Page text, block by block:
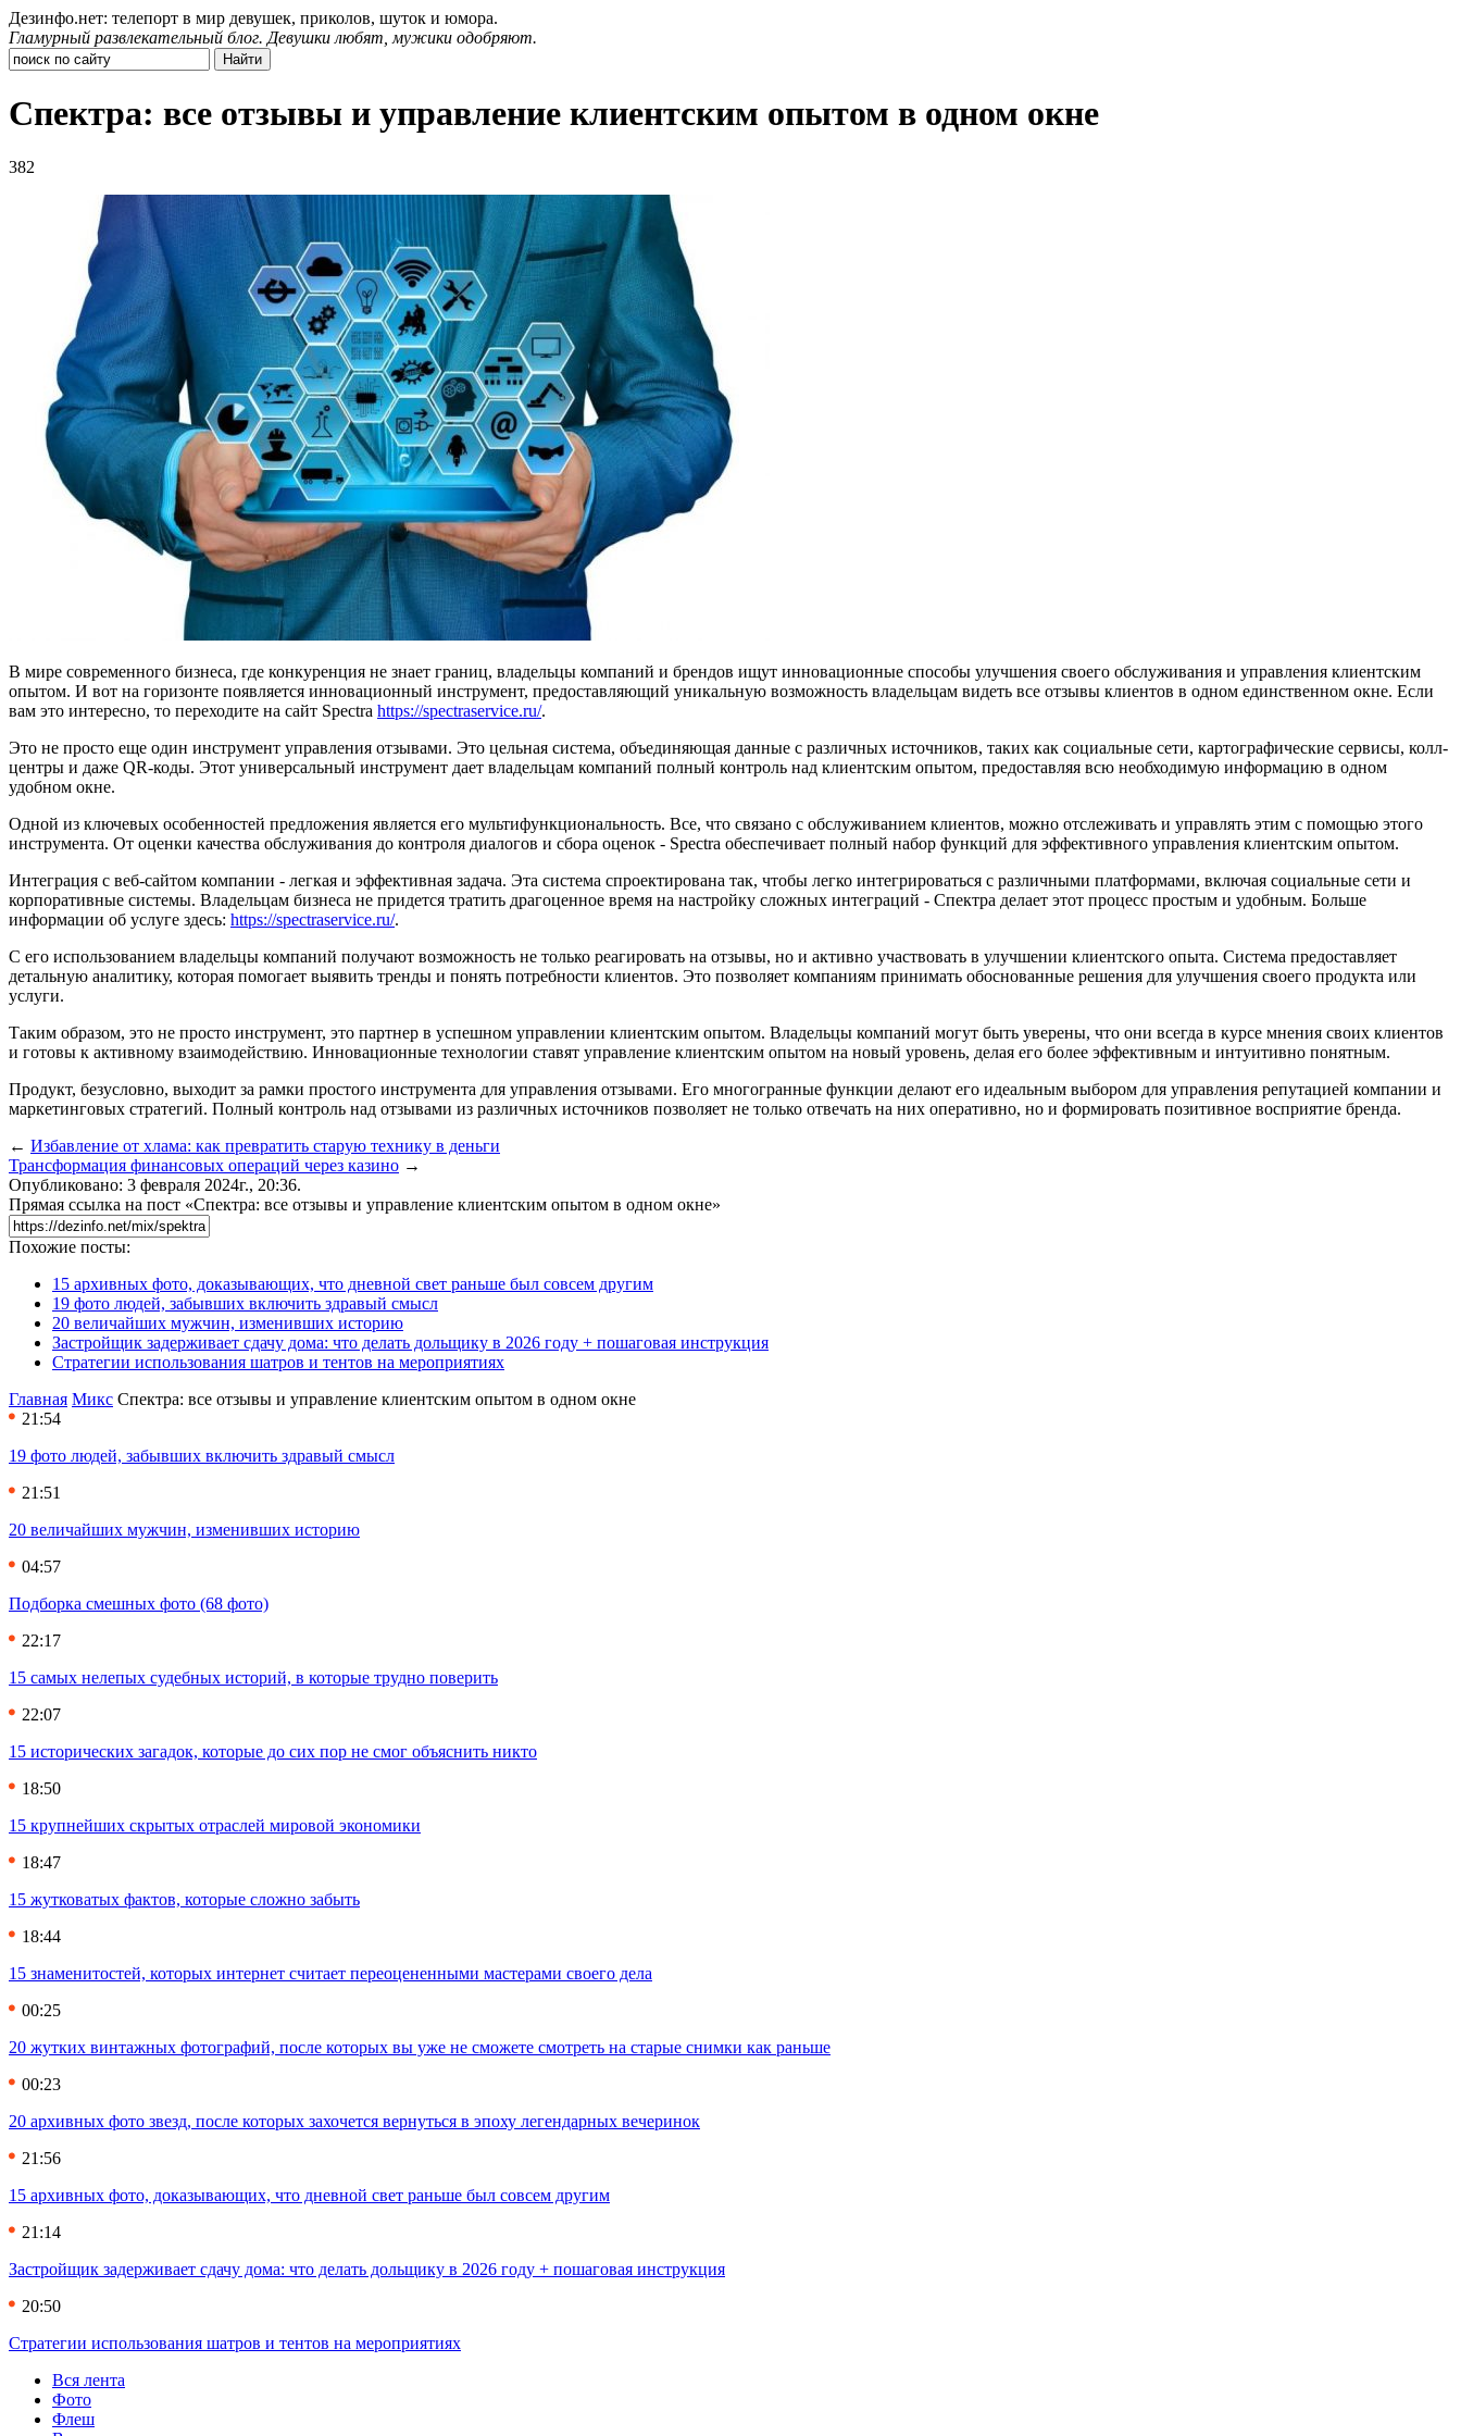
Дезинфо.нет: телепорт в мир девушек, приколов, шуток и юмора.
Гламурный развлекательный блог. Девушки любят, мужики одобряют.
Спектра: все отзывы и управление клиентским опытом в одном окне
382
В мире современного бизнеса, где конкуренция не знает границ, владельцы компаний и брендов ищут инновационные способы улучшения своего обслуживания и управления клиентским
опытом. И вот на горизонте появляется инновационный инструмент, предоставляющий уникальную возможность владельцам видеть все отзывы клиентов в одном единственном окне. Если
вам это интересно, то переходите на сайт Spectra https://spectraservice.ru/.
Это не просто еще один инструмент управления отзывами. Это цельная система, объединяющая данные с различных источников, таких как социальные сети, картографические сервисы, колл-
центры и даже QR-коды. Этот универсальный инструмент дает владельцам компаний полный контроль над клиентским опытом, предоставляя всю необходимую информацию в одном
удобном окне.
Одной из ключевых особенностей предложения является его мультифункциональность. Все, что связано с обслуживанием клиентов, можно отслеживать и управлять этим с помощью этого
инструмента. От оценки качества обслуживания до контроля диалогов и сбора оценок - Spectra обеспечивает полный набор функций для эффективного управления клиентским опытом.
Интеграция с веб-сайтом компании - легкая и эффективная задача. Эта система спроектирована так, чтобы легко интегрироваться с различными платформами, включая социальные сети и
корпоративные системы. Владельцам бизнеса не придется тратить драгоценное время на настройку сложных интеграций - Спектра делает этот процесс простым и удобным. Больше
информации об услуге здесь: https://spectraservice.ru/.
С его использованием владельцы компаний получают возможность не только реагировать на отзывы, но и активно участвовать в улучшении клиентского опыта. Система предоставляет
детальную аналитику, которая помогает выявить тренды и понять потребности клиентов. Это позволяет компаниям принимать обоснованные решения для улучшения своего продукта или
услуги.
Таким образом, это не просто инструмент, это партнер в успешном управлении клиентским опытом. Владельцы компаний могут быть уверены, что они всегда в курсе мнения своих клиентов
и готовы к активному взаимодействию. Инновационные технологии ставят управление клиентским опытом на новый уровень, делая его более эффективным и интуитивно понятным.
Продукт, безусловно, выходит за рамки простого инструмента для управления отзывами. Его многогранные функции делают его идеальным выбором для управления репутацией компании и
маркетинговых стратегий. Полный контроль над отзывами из различных источников позволяет не только отвечать на них оперативно, но и формировать позитивное восприятие бренда.
← Избавление от хлама: как превратить старую технику в деньги
Трансформация финансовых операций через казино →
Опубликовано: 3 февраля 2024г., 20:36.
Прямая ссылка на пост «Спектра: все отзывы и управление клиентским опытом в одном окне»
Похожие посты:
15 архивных фото, доказывающих, что дневной свет раньше был совсем другим
19 фото людей, забывших включить здравый смысл
20 величайших мужчин, изменивших историю
Застройщик задерживает сдачу дома: что делать дольщику в 2026 году + пошаговая инструкция
Стратегии использования шатров и тентов на мероприятиях
Главная Микс Спектра: все отзывы и управление клиентским опытом в одном окне
21:54
19 фото людей, забывших включить здравый смысл
21:51
20 величайших мужчин, изменивших историю
04:57
Подборка смешных фото (68 фото)
22:17
15 самых нелепых судебных историй, в которые трудно поверить
22:07
15 исторических загадок, которые до сих пор не смог объяснить никто
18:50
15 крупнейших скрытых отраслей мировой экономики
18:47
15 жутковатых фактов, которые сложно забыть
18:44
15 знаменитостей, которых интернет считает переоцененными мастерами своего дела
00:25
20 жутких винтажных фотографий, после которых вы уже не сможете смотреть на старые снимки как раньше
00:23
20 архивных фото звезд, после которых захочется вернуться в эпоху легендарных вечеринок
21:56
15 архивных фото, доказывающих, что дневной свет раньше был совсем другим
21:14
Застройщик задерживает сдачу дома: что делать дольщику в 2026 году + пошаговая инструкция
20:50
Стратегии использования шатров и тентов на мероприятиях
Вся лента
Фото
Флеш